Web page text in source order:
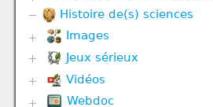
Reproduction animale
Reproduction végétale
Ressources naturelles et
Nutrition animale
Nutrition végétale
Reproduction
Reproduction végétale
Histoire de(s) sciences
Images
Corps humain
Jeux sérieux
Biodiversité
Défense immunitaire
Vidéos
Communication hormonale
Webdoc